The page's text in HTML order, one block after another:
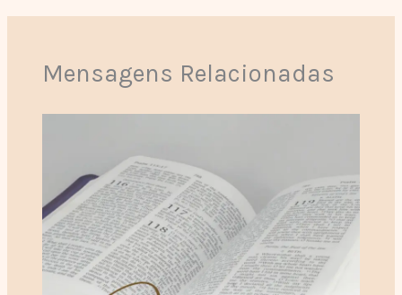
Mensagens Relacionadas